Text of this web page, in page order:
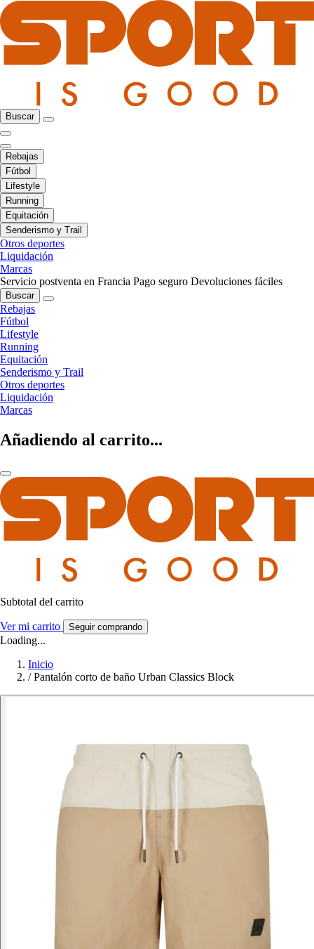
Buscar
Rebajas
Fútbol
Lifestyle
Running
Equitación
Senderismo y Trail
Otros deportes
Liquidación
Marcas
Servicio postventa en Francia Pago seguro Devoluciones fáciles
Buscar
Rebajas
Fútbol
Lifestyle
Running
Equitación
Senderismo y Trail
Otros deportes
Liquidación
Marcas
Añadiendo al carrito...
Subtotal del carrito
Ver mi carrito Seguir comprando
Loading...
Inicio
/ Pantalón corto de baño Urban Classics Block